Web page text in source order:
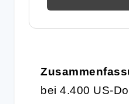
bei 4.400 US-